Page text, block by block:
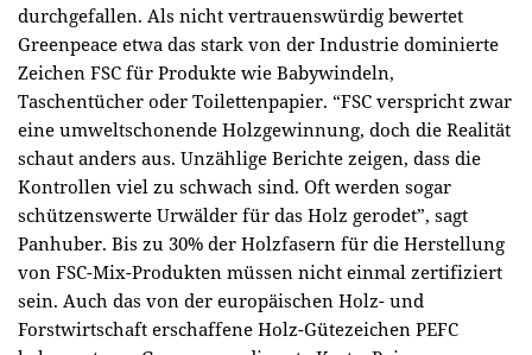
durchgefallen. Als nicht vertrauenswürdig bewertet
Greenpeace etwa das stark von der Industrie dominierte
Zeichen FSC für Produkte wie Babywindeln,
Taschentücher oder Toilettenpapier. “FSC verspricht zwar
eine umweltschonende Holzgewinnung, doch die Realität
schaut anders aus. Unzählige Berichte zeigen, dass die
Kontrollen viel zu schwach sind. Oft werden sogar
schützenswerte Urwälder für das Holz gerodet”, sagt
Panhuber. Bis zu 30% der Holzfasern für die Herstellung
von FSC-Mix-Produkten müssen nicht einmal zertifiziert
sein. Auch das von der europäischen Holz- und
Forstwirtschaft erschaffene Holz-Gütezeichen PEFC